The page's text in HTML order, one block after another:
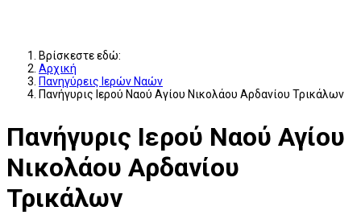
Βρίσκεστε εδώ:
Αρχική
Πανηγύρεις Ιερών Ναών
Πανήγυρις Ιερού Ναού Αγίου Νικολάου Αρδανίου Τρικάλων
Πανήγυρις Ιερού Ναού Αγίου
Νικολάου Αρδανίου
Τρικάλων